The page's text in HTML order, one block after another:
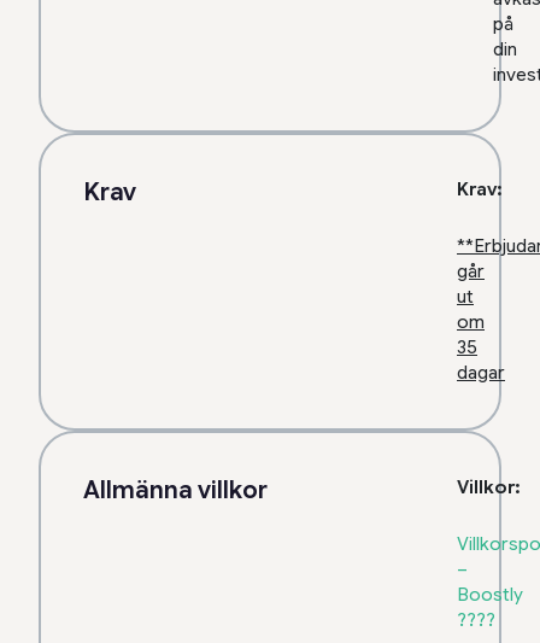
på
din
Krav Krav:
går
ut
om
35
dagar
Allmänna villkor Villkor:
–
Boostly
????